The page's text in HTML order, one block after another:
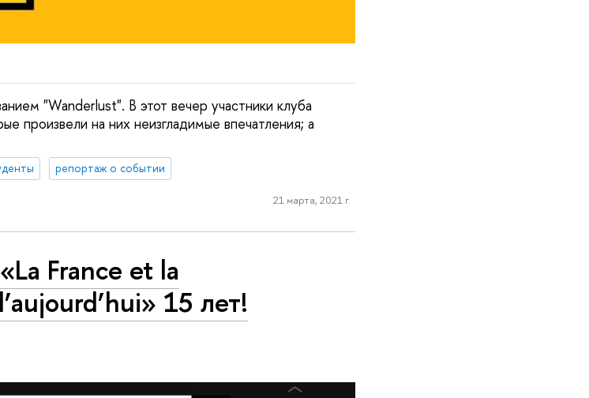
"Wanderlust". В этот вечер участники клуба
произвели на них неизгладимые впечатления; а
репортаж о событии
21 марта, 2021 г.
France et la
15 лет!